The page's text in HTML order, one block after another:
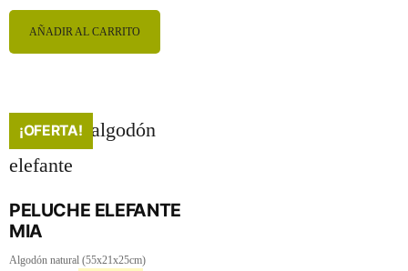
AÑADIR AL CARRITO
¡OFERTA!
PELUCHE ELEFANTE
MIA
Algodón natural (55x21x25cm)